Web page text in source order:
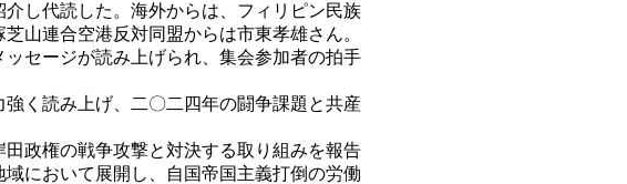
し代読した。海外からは、フィリピン民族
山連合空港反対同盟からは市東孝雄さん。
セージが読み上げられ、集会参加者の拍手
く読み上げ、二〇二四年の闘争課題と共産
政権の戦争攻撃と対決する取り組みを報告
において展開し、自国帝国主義打倒の労働